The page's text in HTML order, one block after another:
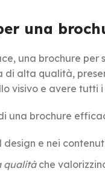
una
una brochure
di alta qualità,
visivo e avere tutti
una brochure
e nei
qualitàche